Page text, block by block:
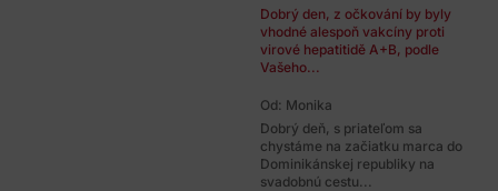
Dobrý den, z očkování by byly
vhodné alespoň vakcíny proti
virové hepatitidě A+B, podle
Vašeho...
Od: Monika
Dobrý deň, s priateľom sa
chystáme na začiatku marca do
Dominikánskej republiky na
svadobnú cestu...